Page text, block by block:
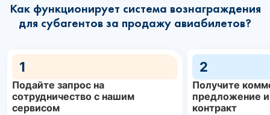
Как функционирует система вознаграждения
для субагентов за продажу авиабилетов?
1
Подайте запрос на
сотрудничество с нашим
сервисом
2
Получите
предложение
контракт